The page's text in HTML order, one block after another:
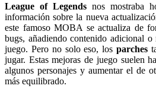
League of Legendsnos mostraba
información sobre la nueva
este famoso MOBA se actualiza de
bugs, añadiendo contenido adicional
juego. Pero no solo eso, los parches
jugar. Estas mejoras de juego suelen
algunos personajes y aumentar el de
más equilibrado.